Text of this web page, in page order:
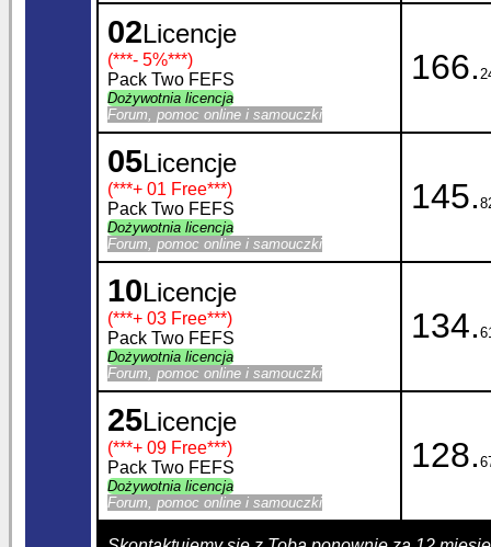
02Licencje
(***- 5%***)
Pack Two FEFS
Dożywotnia licencja
Forum, pomoc online i samouczki
166.
05Licencje
(***+ 01 Free***)
Pack Two FEFS
Dożywotnia licencja
Forum, pomoc online i samouczki
145.
10Licencje
(***+ 03 Free***)
Pack Two FEFS
Dożywotnia licencja
Forum, pomoc online i samouczki
134.
25Licencje
(***+ 09 Free***)
Pack Two FEFS
Dożywotnia licencja
Forum, pomoc online i samouczki
128.